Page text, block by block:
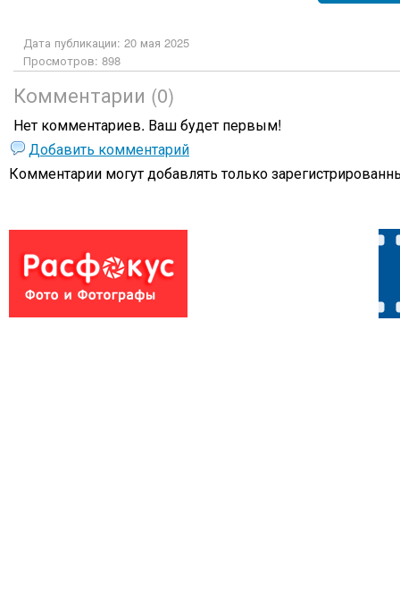
Дата публикации: 20 мая 2025
Просмотров: 898
Комментарии (0)
Нет комментариев. Ваш будет первым!
Добавить комментарий
Комментарии могут добавлять только